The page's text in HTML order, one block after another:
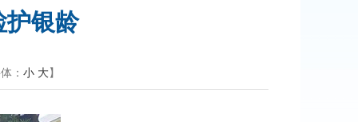
护银龄
： 小 大】